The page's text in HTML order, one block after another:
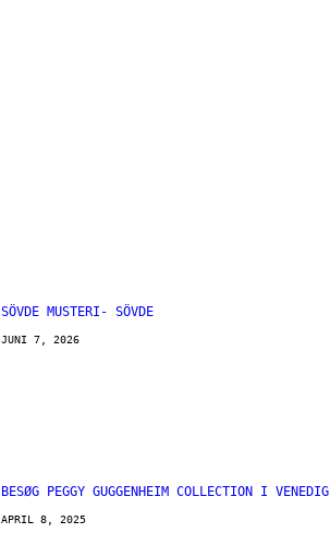
SÖVDE MUSTERI- SÖVDE
JUNI 7, 2026
BESØG PEGGY GUGGENHEIM COLLECTION I VENEDIG
APRIL 8, 2025